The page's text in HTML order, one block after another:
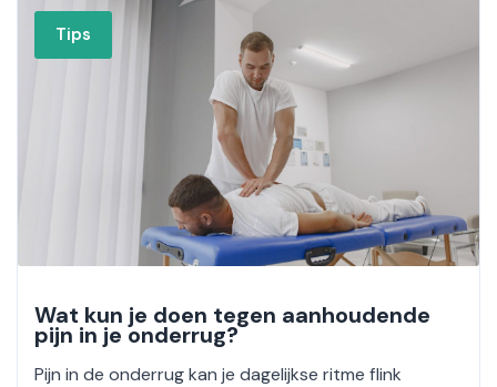
Tips
Wat kun je doen tegen aanhoudende
pijn in je onderrug?
Pijn in de onderrug kan je dagelijkse ritme flink